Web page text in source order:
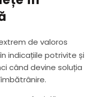
de valoros
indicațiile potrivite și
când devine soluția